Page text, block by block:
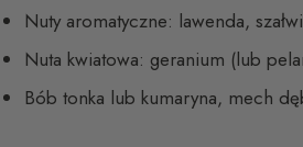
Nuty aromatyczne: lawenda,
Nuta kwiatowa: geranium (lub
Bób tonka lub kumaryna, mech